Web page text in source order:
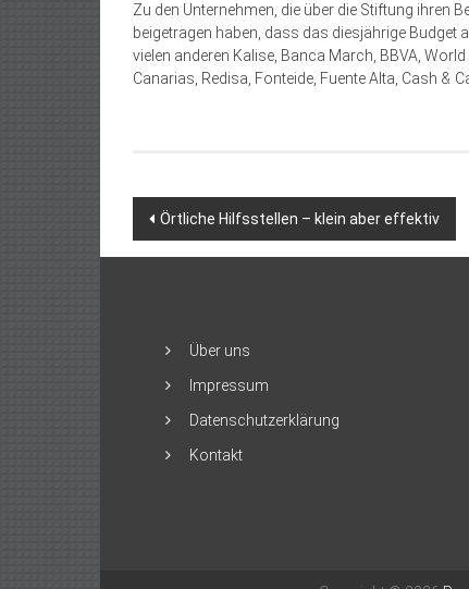
Zu den Unternehmen, die über die Stiftung ihren
beigetragen haben, dass das diesjährige Budget
vielen anderen Kalise, Banca March, BBVA,
Canarias, Redisa, Fonteide, Fuente Alta, Cash &
Beitragsnavigation
Örtliche Hilfsstellen – klein aber effektiv
Über uns
Impressum
Datenschutzerklärung
Kontakt